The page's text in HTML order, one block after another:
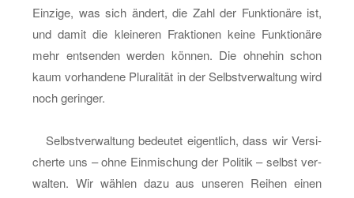
Ein­zi­ge, was sich än­dert, die Zahl der Funk­tio­nä­re ist,
und damit die klei­ne­ren Frak­tio­nen keine Funk­tio­nä­re
mehr ent­sen­den wer­den kön­nen. Die oh­ne­hin schon
kaum vor­han­de­ne Plu­ra­li­tät in der Selbst­ver­wal­tung wird
noch ge­rin­ger.
Selbst­ver­wal­tung be­deu­tet ei­gent­lich, dass wir Ver­si­
cher­te uns – ohne Ein­mi­schung der Po­li­tik – selbst ver­
wal­ten. Wir wäh­len dazu aus un­se­ren Rei­hen einen